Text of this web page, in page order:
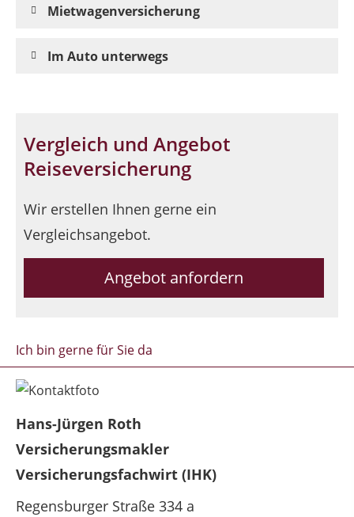
Mietwagenversicherung
Im Auto unterwegs
Vergleich und Angebot
Reiseversicherung
Wir erstellen Ihnen gerne ein
Vergleichsangebot.
Angebot anfordern
Ich bin gerne für Sie da
Hans-Jürgen Roth
Versicherungsmakler
Versicherungsfachwirt (IHK)
Regensburger Straße 334 a